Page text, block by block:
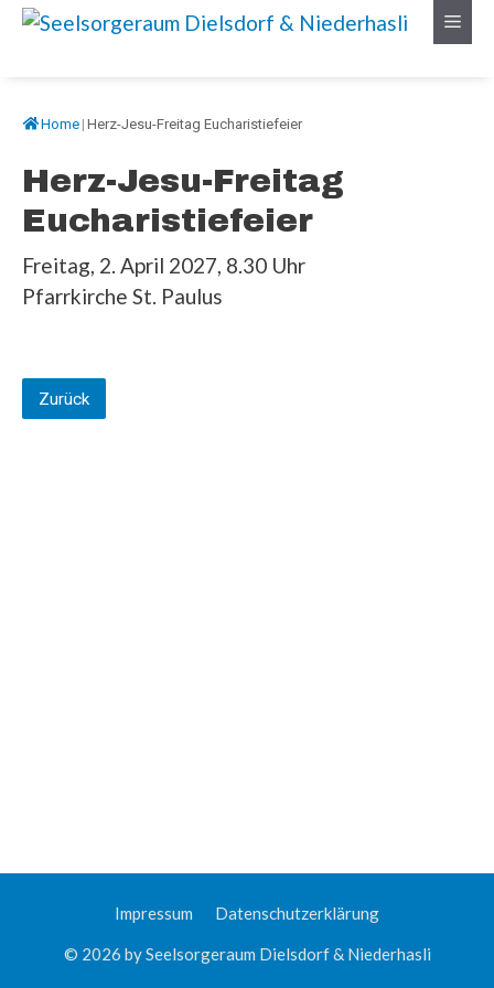
Springe
Menü
Home | Herz-Jesu-Freitag Eucharistiefeier
Herz-Jesu-Freitag
Eucharistiefeier
Freitag, 2. April 2027, 8.30 Uhr
Pfarrkirche St. Paulus
Zurück
Impressum Datenschutzerklärung
© 2026 by Seelsorgeraum Dielsdorf & Niederhasli